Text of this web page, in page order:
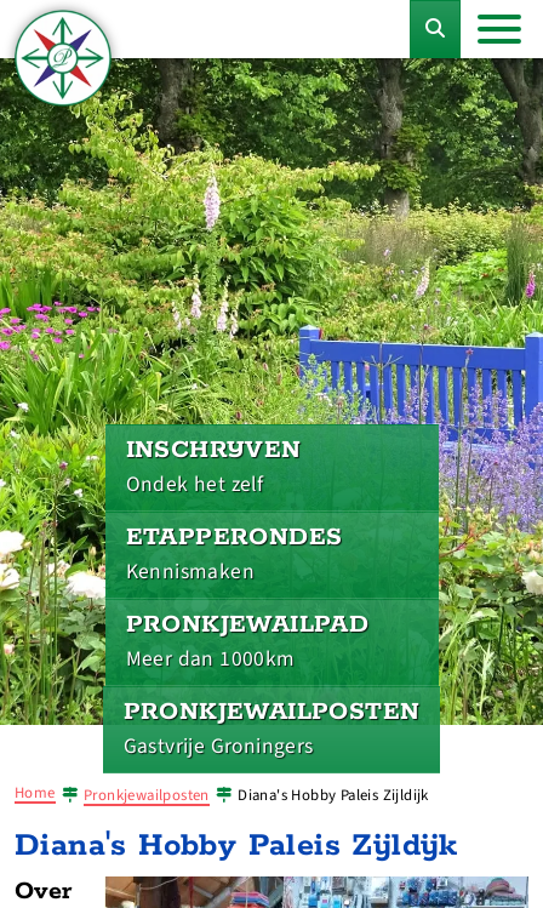
INSCHRIJVEN
Ondek het zelf
ETAPPERONDES
Kennismaken
PRONKJEWAILPAD
Meer dan 1000km
PRONKJEWAILPOSTEN
Gastvrije Groningers
Home Pronkjewailposten Diana's Hobby Paleis Zijldijk
Diana's Hobby Paleis Zijldijk
Over